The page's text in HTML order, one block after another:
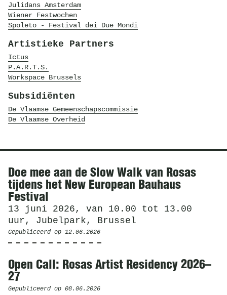
Julidans Amsterdam
Wiener Festwochen
Spoleto - Festival dei Due Mondi
Artistieke Partners
Ictus
P.A.R.T.S.
Workspace Brussels
Subsidiënten
De Vlaamse Gemeenschapscommissie
De Vlaamse Overheid
Nieuws
Doe mee aan de Slow Walk van Rosas
tijdens het New European Bauhaus
Festival
13 juni 2026, van 10.00 tot 13.00
uur, Jubelpark, Brussel
Gepubliceerd op 12.06.2026
Open Call: Rosas Artist Residency 2026–
27
Gepubliceerd op 08.06.2026